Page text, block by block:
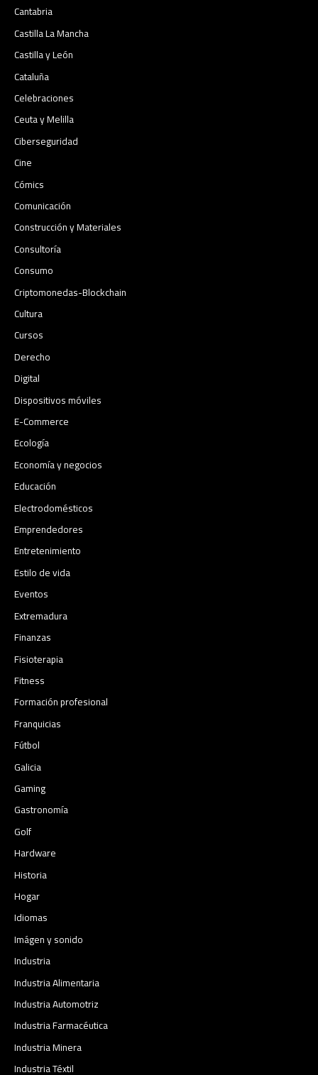
Cantabria
Castilla La Mancha
Castilla y León
Cataluña
Celebraciones
Ceuta y Melilla
Ciberseguridad
Cine
Cómics
Comunicación
Construcción y Materiales
Consultoría
Consumo
Criptomonedas-Blockchain
Cultura
Cursos
Derecho
Digital
Dispositivos móviles
E-Commerce
Ecología
Economía y negocios​
Educación
Electrodomésticos
Emprendedores
Entretenimiento
Estilo de vida
Eventos
Extremadura
Finanzas
Fisioterapia
Fitness
Formación profesional
Franquicias
Fútbol
Galicia
Gaming
Gastronomía
Golf
Hardware
Historia
Hogar
Idiomas
Imágen y sonido
Industria
Industria Alimentaria
Industria Automotriz
Industria Farmacéutica
Industria Minera
Industria Téxtil